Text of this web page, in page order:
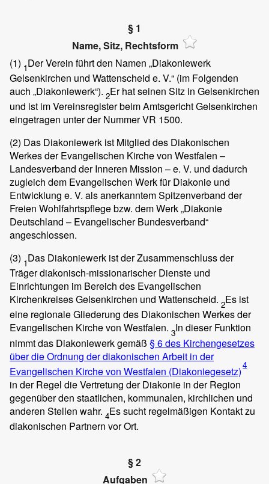
§ 1
Name, Sitz, Rechtsform
(1) 1Der Verein führt den Namen „Diakoniewerk
Gelsenkirchen und Wattenscheid e. V.“ (im Folgenden
auch „Diakoniewerk“). 2Er hat seinen Sitz in Gelsenkirchen
und ist im Vereinsregister beim Amtsgericht Gelsenkirchen
eingetragen unter der Nummer VR 1500.
(2) Das Diakoniewerk ist Mitglied des Diakonischen
Werkes der Evangelischen Kirche von Westfalen –
Landesverband der Inneren Mission – e. V. und dadurch
zugleich dem Evangelischen Werk für Diakonie und
Entwicklung e. V. als anerkanntem Spitzenverband der
Freien Wohlfahrtspflege bzw. dem Werk „Diakonie
Deutschland – Evangelischer Bundesverband“
angeschlossen.
(3) 1Das Diakoniewerk ist der Zusammenschluss der
Träger diakonisch-missionarischer Dienste und
Einrichtungen im Bereich des Evangelischen
Kirchenkreises Gelsenkirchen und Wattenscheid. 2Es ist
eine regionale Gliederung des Diakonischen Werkes der
Evangelischen Kirche von Westfalen. 3In dieser Funktion
nimmt das Diakoniewerk gemäß § 6 des Kirchengesetzes
über die Ordnung der diakonischen Arbeit in der
Evangelischen Kirche von Westfalen (Diakoniegesetz)4
in der Regel die Vertretung der Diakonie in der Region
gegenüber den staatlichen, kommunalen, kirchlichen und
anderen Stellen wahr. 4Es sucht regelmäßigen Kontakt zu
diakonischen Partnern vor Ort.
§ 2
Aufgaben